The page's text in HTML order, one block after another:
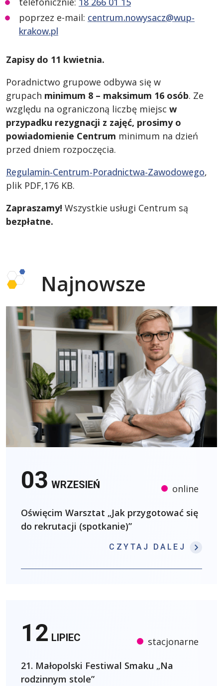
poprzez e-mail: centrum.nowysacz@wup-
krakow.pl
Zapisy do 11 kwietnia.
Poradnictwo grupowe odbywa się w
grupach minimum 8 – maksimum 16 osób. Ze
względu na ograniczoną liczbę miejsc w
przypadku rezygnacji z zajęć, prosimy o
powiadomienie Centrum minimum na dzień
przed dniem rozpoczęcia.
Regulamin-Centrum-Poradnictwa-Zawodowego,
plik PDF,176 KB.
Zapraszamy! Wszystkie usługi Centrum są
bezpłatne.
Najnowsze
03 WRZESIEŃ
online
Oświęcim Warsztat „Jak przygotować się
do rekrutacji (spotkanie)”
CZYTAJ DALEJ :
12 LIPIEC
stacjonarne
21. Małopolski Festiwal Smaku „Na
rodzinnym stole”